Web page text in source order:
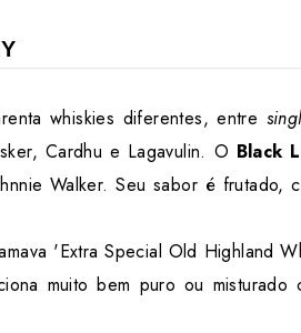
whiskies diferentes, entre
Cardhu e Lagavulin. O Black
Walker. Seu sabor é
'Extra Special Old Highland
muito bem puro ou